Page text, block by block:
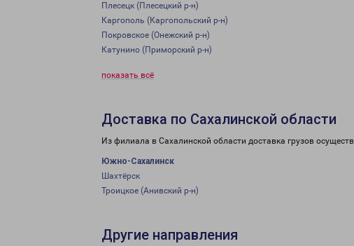
Плесецк (Плесецкий р-н)
Каргополь (Каргопольский р-н)
Покровское (Онежский р-н)
Катунино (Приморский р-н)
показать всё
Доставка по Сахалинской области
Из филиала в Сахалинской области доставка грузов
Южно-Сахалинск
Шахтёрск
Троицкое (Анивский р-н)
Другие направления